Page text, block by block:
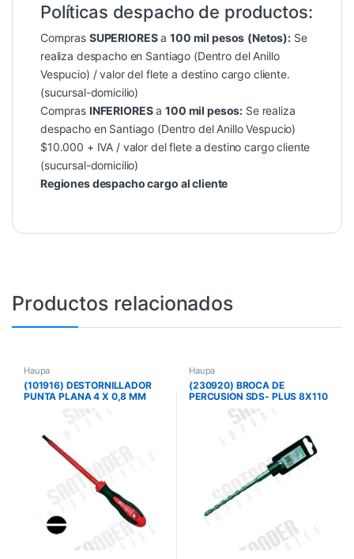
Políticas despacho de productos:
Compras SUPERIORESa100 mil pesos (Netos): Se
realiza despacho en Santiago (Dentro del Anillo
Vespucio) / valor del flete a destino cargo cliente.
(sucursal-domicilio)
Compras INFERIORESa100 mil pesos: Se realiza
despacho en Santiago (Dentro del Anillo Vespucio)
$10.000 + IVA / valor del flete a destino cargo cliente
(sucursal-domicilio)
Regiones despacho cargo al cliente
Productos relacionados
Haupa
(101916) DESTORNILLADOR
PUNTA PLANA 4 X 0,8 MM
Haupa
(230920) BROCA DE
PERCUSION SDS- PLUS 8X110